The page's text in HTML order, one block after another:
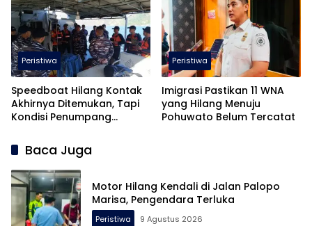
Peristiwa
Speedboat Hilang Kontak
Akhirnya Ditemukan, Tapi
Kondisi Penumpang…
Peristiwa
Imigrasi Pastikan 11 WNA
yang Hilang Menuju
Pohuwato Belum Tercatat
Baca Juga
Motor Hilang Kendali di Jalan Palopo
Marisa, Pengendara Terluka
Peristiwa 9 Agustus 2026